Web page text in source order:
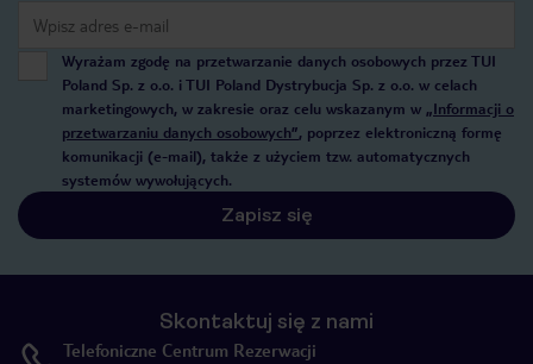
Wyrażam zgodę na przetwarzanie danych osobowych przez TUI
Poland Sp. z o.o. i TUI Poland Dystrybucja Sp. z o.o. w celach
marketingowych, w zakresie oraz celu wskazanym w „Informacji o
przetwarzaniu danych osobowych”, poprzez elektroniczną formę
komunikacji (e-mail), także z użyciem tzw. automatycznych
systemów wywołujących.
Zapisz się
Skontaktuj się z nami
Telefoniczne Centrum Rezerwacji